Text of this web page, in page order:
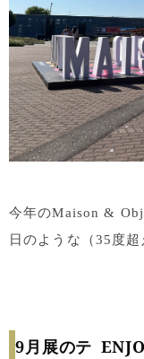
今年のMaison &
日のような（35度
9月展のテ